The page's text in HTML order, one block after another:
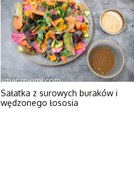
Sałatka z surowych buraków i
wędzonego łososia